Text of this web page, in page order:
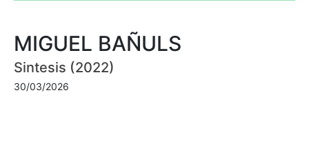
MIGUEL BAÑULS
Sintesis (2022)
30/03/2026